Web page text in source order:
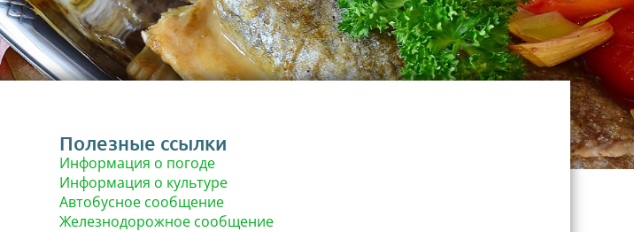
Полезные ссылки
Информация о погоде
Информация о культуре
Автобусное сообщение
Железнодорожное сообщение